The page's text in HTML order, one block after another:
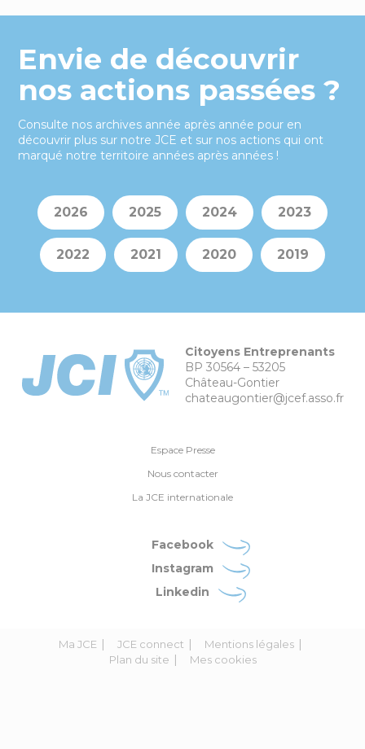
Envie de découvrir
nos actions passées ?
Consulte nos archives année après année pour en
découvrir plus sur notre JCE et sur nos actions qui ont
marqué notre territoire années après années !
2026 2025 2024 2023
2022 2021 2020 2019
Citoyens Entreprenants
BP 30564 – 53205
Château-Gontier
chateaugontier@jcef.asso.fr
Espace Presse
Nous contacter
La JCE internationale
Facebook
Instagram
Linkedin
Ma JCE JCE connect
Mentions légales
Plan du site
Mes cookies